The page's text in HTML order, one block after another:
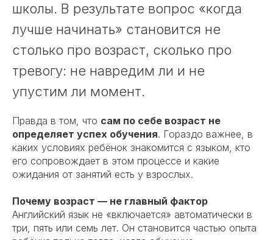
школы. В результате вопрос «когда
лучше начинать» становится не
столько про возраст, сколько про
тревогу: не навредим ли и не
упустим ли момент.
Правда в том, что сам по себе возраст не
определяет успех обучения. Гораздо важнее, в
каких условиях ребёнок знакомится с языком, кто
его сопровождает в этом процессе и какие
ожидания от занятий есть у взрослых.
Почему возраст — не главный фактор
Английский язык не «включается» автоматически в
три, пять или семь лет. Он становится частью опыта